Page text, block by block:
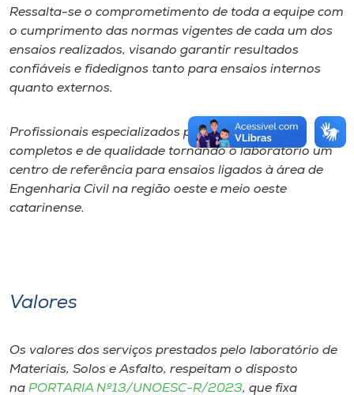
Ressalta-se o comprometimento de toda a equipe com
o cumprimento das normas vigentes de cada um dos
ensaios realizados, visando garantir resultados
confiáveis e fidedignos tanto para ensaios internos
quanto externos.
Profissionais especializados prestam serviços
completos e de qualidade tornando o laboratório um
centro de referência para ensaios ligados à área de
Engenharia Civil na região oeste e meio oeste
catarinense.
Valores
Os valores dos serviços prestados pelo laboratório de
Materiais, Solos e Asfalto, respeitam o disposto
na PORTARIA Nº13/UNOESC-R/2023, que fixa